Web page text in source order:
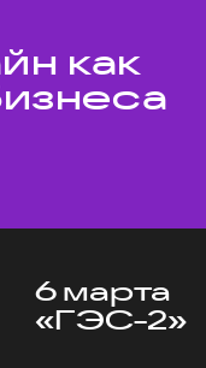
как
6 марта
«ГЭС-2»